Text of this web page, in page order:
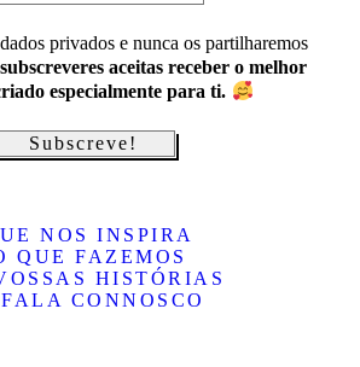
privados e nunca os partilharemos
aceitas receber o melhor
especialmente para ti.
NOS INSPIRA
QUE FAZEMOS
HISTÓRIAS
FALA CONNOSCO